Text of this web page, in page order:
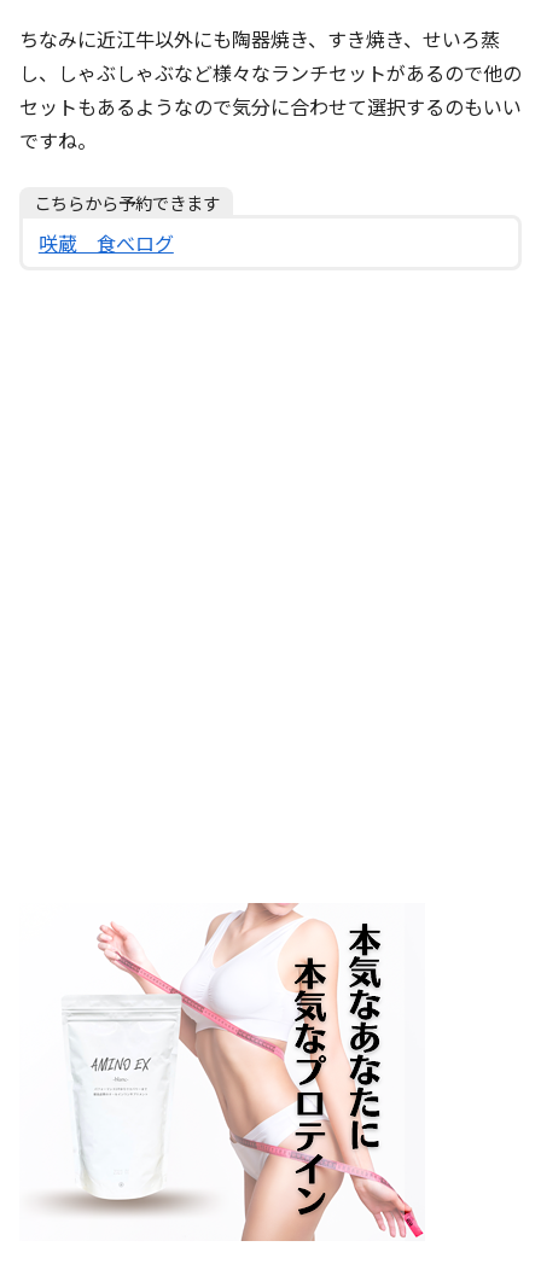
ちなみに近江牛以外にも陶器焼き、すき焼き、せいろ蒸
し、しゃぶしゃぶなど様々なランチセットがあるので他の
セットもあるようなので気分に合わせて選択するのもいい
ですね。
こちらから予約できます
咲蔵 食べログ